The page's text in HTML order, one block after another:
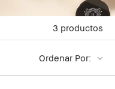
3 productos
Ordenar Por: